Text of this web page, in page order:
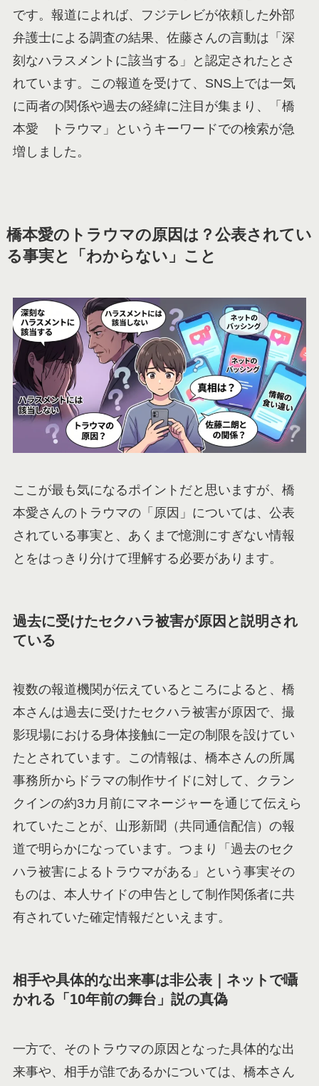
です。報道によれば、フジテレビが依頼した外部
弁護士による調査の結果、佐藤さんの言動は「深
刻なハラスメントに該当する」と認定されたとさ
れています。この報道を受けて、SNS上では一気
に両者の関係や過去の経緯に注目が集まり、「橋
本愛 トラウマ」というキーワードでの検索が急
増しました。
橋本愛のトラウマの原因は？公表されてい
る事実と「わからない」こと
ここが最も気になるポイントだと思いますが、橋
本愛さんのトラウマの「原因」については、公表
されている事実と、あくまで憶測にすぎない情報
とをはっきり分けて理解する必要があります。
過去に受けたセクハラ被害が原因と説明され
ている
複数の報道機関が伝えているところによると、橋
本さんは過去に受けたセクハラ被害が原因で、撮
影現場における身体接触に一定の制限を設けてい
たとされています。この情報は、橋本さんの所属
事務所からドラマの制作サイドに対して、クラン
クインの約3カ月前にマネージャーを通じて伝えら
れていたことが、山形新聞（共同通信配信）の報
道で明らかになっています。つまり「過去のセク
ハラ被害によるトラウマがある」という事実その
ものは、本人サイドの申告として制作関係者に共
有されていた確定情報だといえます。
相手や具体的な出来事は非公表｜ネットで囁
かれる「10年前の舞台」説の真偽
一方で、そのトラウマの原因となった具体的な出
来事や、相手が誰であるかについては、橋本さん